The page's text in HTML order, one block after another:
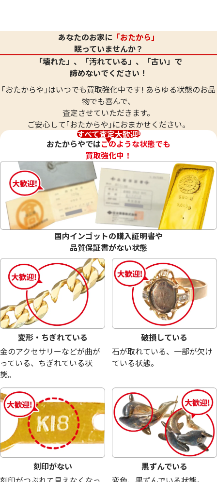
24金 (K24) 沖縄国際海洋博覧会
(EXPO’75) 公式記念 金メダル
14.5g
431,500円
18金 (K18) 1975
式記念メダル
14.6g
328,000円
日本万国博覧会 記念メダル EXPO’70 金メ
ダル
13.4g
参考買取価格
円
21金 (K21) アメリ
ック記念硬貨
8.3g
参考買取価格
221,600円
あなたのお家に 「おたから」
眠っていませんか？
「壊れた」、「汚れている」、「古い」で
諦めないでください！
｢おたからや｣はいつでも買取強化中です! あらゆる状態のお品
物でも喜んで、
査定させていただきます。
ご安心して｢おたからや｣におまかせください。
すべて査定大歓迎!
おたからやではこのような状態でも
買取強化中！
国内インゴットの購入証明書や
品質保証書がない状態
変形・ちぎれている
金のアクセサリーなどが曲が
っている、ちぎれている状
態。
破損している
石が取れている、一部が欠け
ている状態。
刻印がない
黒ずんでいる